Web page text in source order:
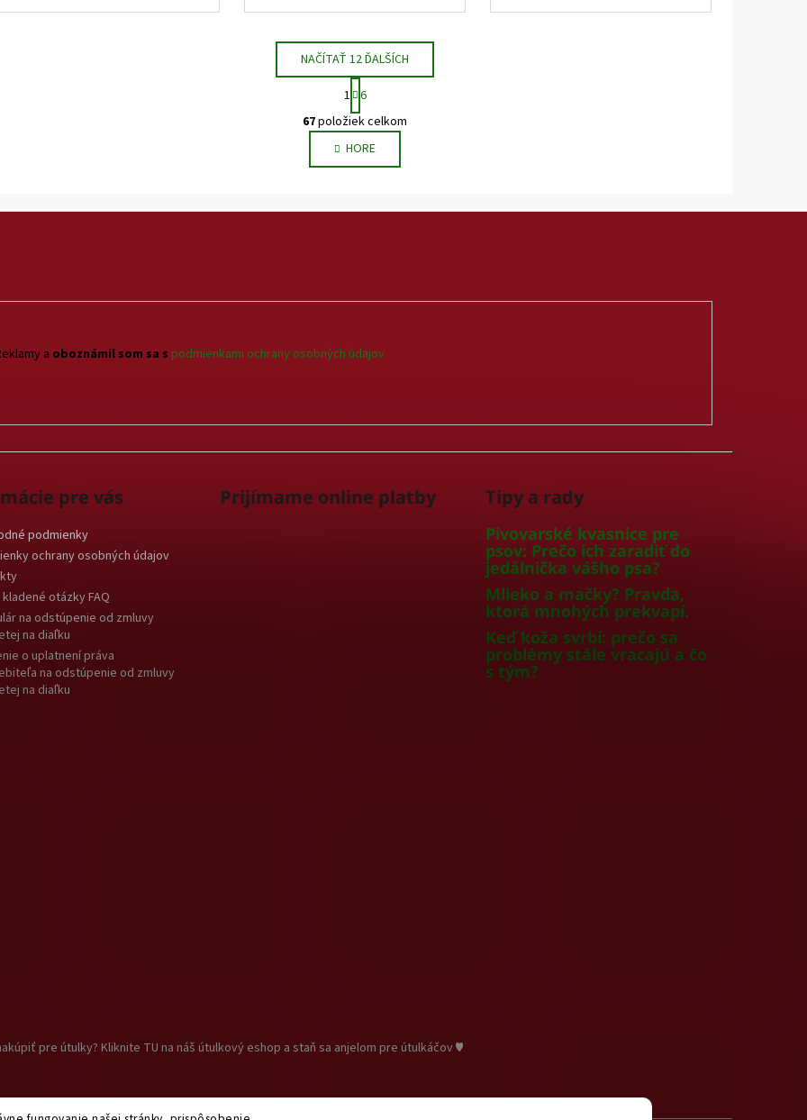
O
v
l
á
a
k
p
i
u
NAČÍTAŤ 12 ĎALŠÍCH
S
t
r
á
n
k
1 6
67položiek celkom
HORE
a oboznámil som sa s podmienkami ochrany osobných údajov
pre vás
podmienky
ochrany osobných údajov
otázky FAQ
na odstúpenie od zmluvy
na diaľku
o uplatnení práva
na odstúpenie od zmluvy
na diaľku
Prijímame online platby Tipy a rady
Pivovarské kvasnice pre
psov: Prečo ich zaradiť do
jedálnička vášho psa?
Mlieko a mačky? Pravda,
ktorá mnohých prekvapí.
Keď koža svrbí: prečo sa
problémy stále vracajú a čo
s tým?
pre útulky? Kliknite TU na náš útulkový eshop a staň sa anjelom pre útulkáčov ♥